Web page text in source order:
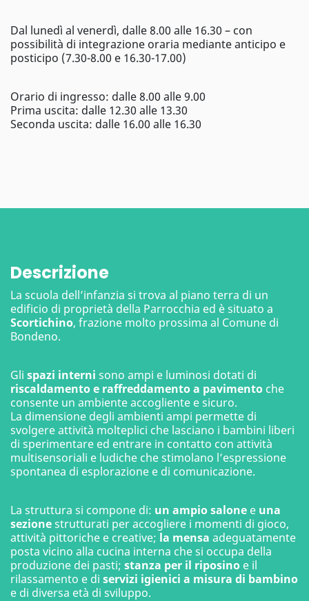
Dal lunedì al venerdì, dalle 8.00 alle 16.30 – con
possibilità di integrazione oraria mediante anticipo e
posticipo (7.30-8.00 e 16.30-17.00)
Orario di ingresso: dalle 8.00 alle 9.00
Prima uscita: dalle 12.30 alle 13.30
Seconda uscita: dalle 16.00 alle 16.30
Descrizione
La scuola dell’infanzia si trova al piano terra di un
edificio di proprietà della Parrocchia ed è situato a
Scortichino, frazione molto prossima al Comune di
Bondeno.
Gli spazi interni sono ampi e luminosi dotati di
riscaldamento e raffreddamento a pavimento che
consente un ambiente accogliente e sicuro.
La dimensione degli ambienti ampi permette di
svolgere attività molteplici che lasciano i bambini liberi
di sperimentare ed entrare in contatto con attività
multisensoriali e ludiche che stimolano l’espressione
spontanea di esplorazione e di comunicazione.
La struttura si compone di: un ampio salone e una
sezionestrutturati per accogliere i momenti di gioco,
attività pittoriche e creative; la mensa adeguatamente
posta vicino alla cucina interna che si occupa della
produzione dei pasti; stanza per il riposino e il
rilassamento e di servizi igienici a misura di bambino
e di diversa età di sviluppo.